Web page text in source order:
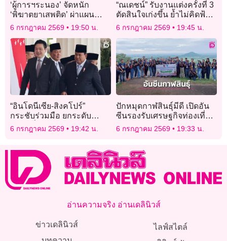
‘ผู้การฯระนอง’ จัดหนัก
‘พิฆาตยาเสพติด’ ผ่าแผน
ยุทธการ 90 วันลุยปราบเข้ม
6 กรกฎาคม 2569 19:50 น.
“ณเดชน์” รับงานแต่งครั้งที่ 3
ตัดสินใจเก่งขึ้น ย้ำไม่คิดฟ้อง
ไรเดอร์หลังถ่ายคลิปจนถึง
6 กรกฎาคม 2569 19:45 น.
“อินโดนีเซีย-สิงคโปร์”
กระชับร่วมมือ ยกระดับ
ความมั่นคงช่องแคบมะละกา
6 กรกฎาคม 2569 19:42 น.
ปักหมุดกาฬสินธุ์มีดี เปิดอัน
ซีนรองรับเศรษฐกิจท่องเที่ยว
สวนกระแส
6 กรกฎาคม 2569 19:33 น.
อ่านความจริง อ่านเดลินิวส์
ข่าวเดลินิวส์
ไลฟ์สไตล์